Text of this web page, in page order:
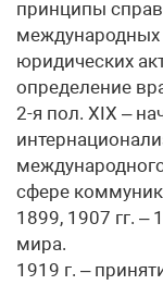
принципы
международных
юридических
определение
2-я пол. XIX –
сфере
1899, 1907 гг. –
мира.
1919 г. –